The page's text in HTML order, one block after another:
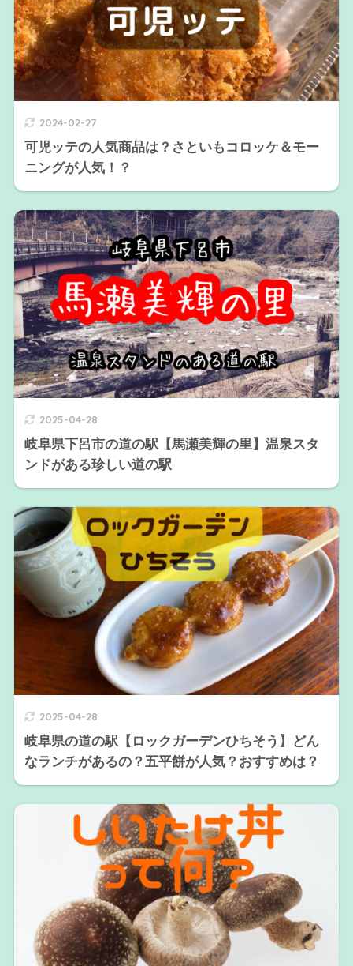
2024-02-27
可児ッテの人気商品は？さといもコロッケ＆モー
ニングが人気！？
2025-04-28
岐阜県下呂市の道の駅【馬瀬美輝の里】温泉スタ
ンドがある珍しい道の駅
2025-04-28
岐阜県の道の駅【ロックガーデンひちそう】どん
なランチがあるの？五平餅が人気？おすすめは？